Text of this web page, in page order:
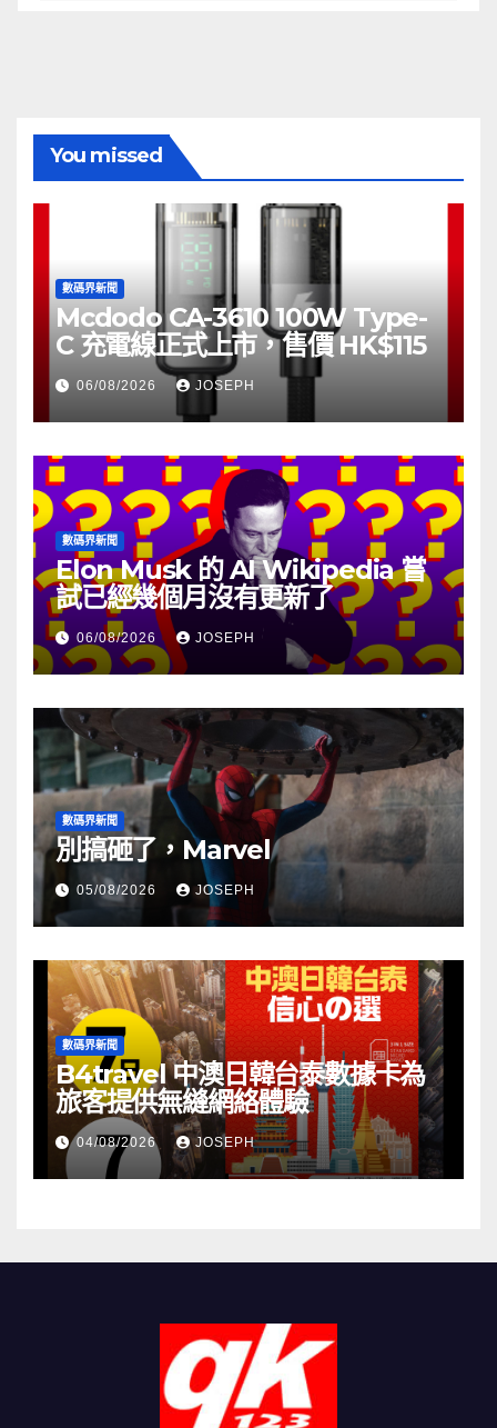
You missed
數碼界新聞
Mcdodo CA-3610 100W Type-
C 充電線正式上市，售價 HK$115
06/08/2026 JOSEPH
數碼界新聞
Elon Musk 的 AI Wikipedia 嘗
試已經幾個月沒有更新了
06/08/2026 JOSEPH
數碼界新聞
別搞砸了，Marvel
05/08/2026 JOSEPH
數碼界新聞
B4travel 中澳日韓台泰數據卡為
旅客提供無縫網絡體驗
04/08/2026 JOSEPH